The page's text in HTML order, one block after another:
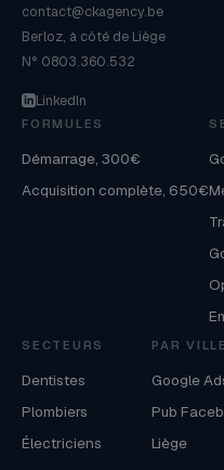
contact@ckagency.be
Berloz, à côté de Liège
N° 0803.360.532
LinkedIn
FORMULES
Démarrage, 300€
Acquisition complète, 650€
SECTEURS
Dentistes
Plombiers
Électriciens
PAR VILLE
Google
Pub
Liège